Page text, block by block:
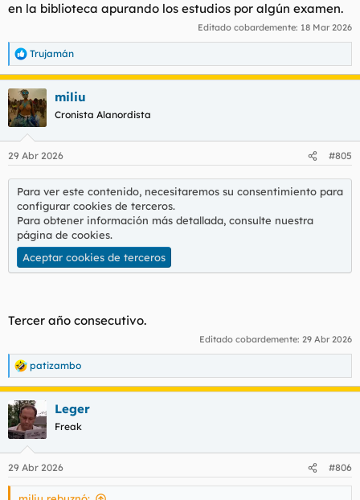
en la biblioteca apurando los estudios por algún examen.
Editado cobardemente: 18 Mar 2026
R
e
a
c
c
i
e
Trujamán
miliu
Cronista Alanordista
29 Abr 2026 #805
Para ver este contenido, necesitaremos su consentimiento para
configurar cookies de terceros.
Para obtener información más detallada, consulte nuestra
página de cookies.
Aceptar cookies de terceros
Tercer año consecutivo.
Editado cobardemente: 29 Abr 2026
R
e
a
c
c
i
e
s
patizambo
Leger
Freak
29 Abr 2026 #806